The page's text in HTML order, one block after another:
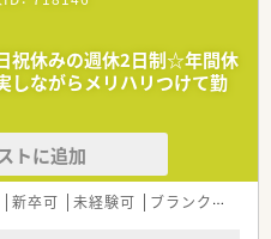
けています。
ら50枚ほどで、多いときでも約
できる環境です。
いて】
体制維持に向けた欠員補充であ
方を急募しています。
を明確に持ち、周囲のスタッフと
業いただける方。
えがお」の親身な対応ができ、温
祝休みの週休2日制☆年間休
ながらメリハリつけて勤
トに追加
新卒可 未経験可 ブランク可